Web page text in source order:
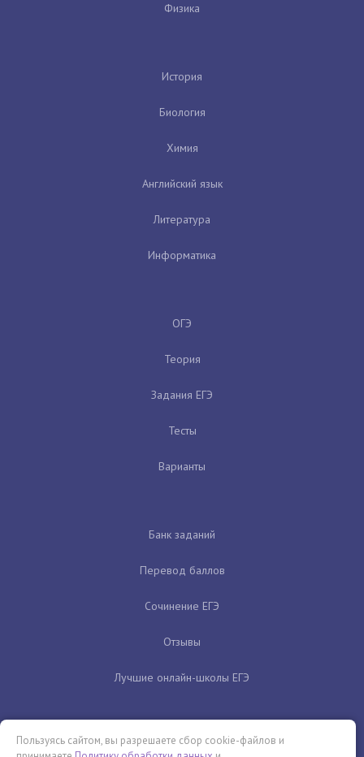
Физика
История
Биология
Химия
Английский язык
Литература
Информатика
ОГЭ
Теория
Задания ЕГЭ
Тесты
Варианты
Банк заданий
Перевод баллов
Сочинение ЕГЭ
Отзывы
Лучшие онлайн-школы ЕГЭ
Пользуясь сайтом, вы разрешаете сбор cookie-файлов и